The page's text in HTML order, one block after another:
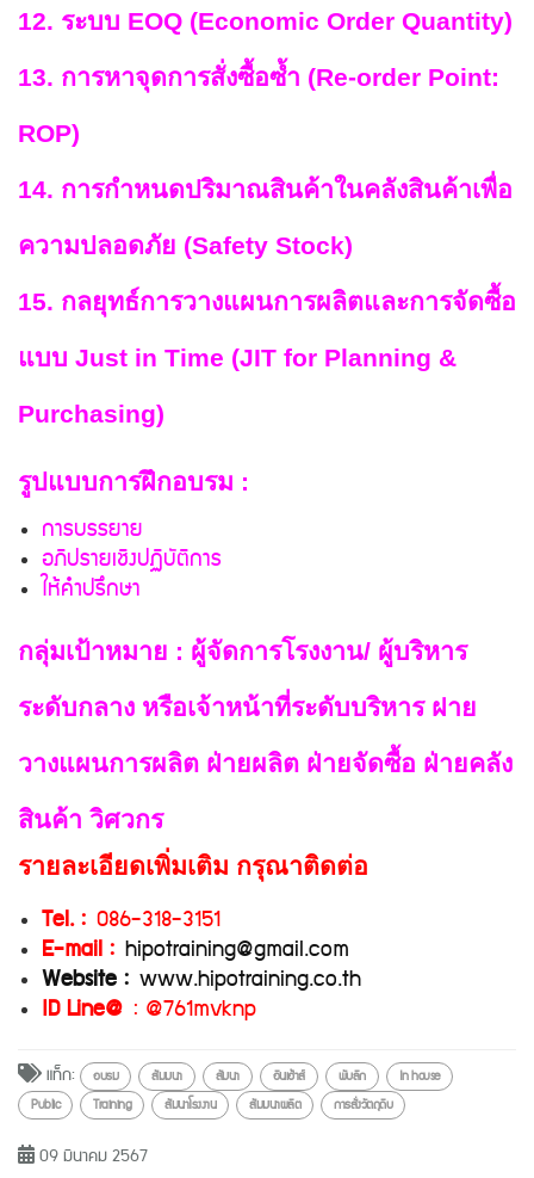
12. ระบบ EOQ (Economic Order Quantity)
13. การหาจุดการสั่งซื้อซ้ำ (Re-order Point:
ROP)
14. การกำหนดปริมาณสินค้าในคลังสินค้าเพื่อ
ความปลอดภัย (Safety Stock)
15. กลยุทธ์การวางแผนการผลิตและการจัดซื้อ
แบบ Just in Time (JIT for Planning &
Purchasing)
รูปแบบการฝึกอบรม :
การบรรยาย
อภิปรายเชิงปฏิบัติการ
ให้คำปรึกษา
กลุ่มเป้าหมาย : ผู้จัดการโรงงาน/ ผู้บริหาร
ระดับกลาง หรือเจ้าหน้าที่ระดับบริหาร ฝาย
วางแผนการผลิต ฝ่ายผลิต ฝ่ายจัดซื้อ ฝ่ายคลัง
สินค้า วิศวกร
รายละเอียดเพิ่มเติม กรุณาติดต่อ
Tel. : 086-318-3151
E-mail : hipotraining@gmail.com
Website : www.hipotraining.co.th
ID Line@ : @761mvknp
แท็ก: อบรม สัมมนา สัมนา อินเฮ้าส์ พับลิก
In house
Public
Training สัมนาโรงงาน สัมมนาผลิต การสั่งวัตถุดิบ
09 มีนาคม 2567